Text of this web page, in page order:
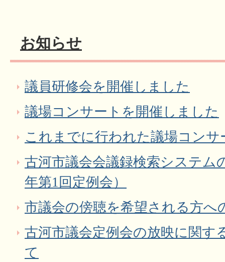
お知らせ
議員研修会を開催しました
議場コンサートを開催しました
これまでに行われた議場コンサ
古河市議会会議録検索システム
年第1回定例会）
市議会の傍聴を希望される方へ
古河市議会定例会の放映に関す
て